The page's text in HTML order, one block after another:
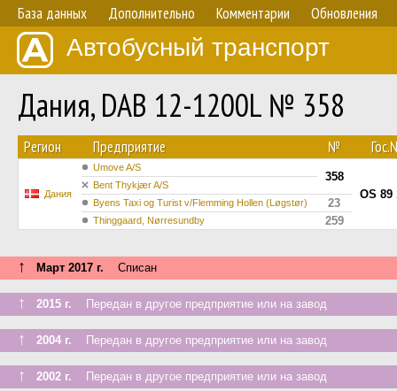
База данных Дополнительно Комментарии Обновления
Автобусный транспорт
Дания, DAB 12-1200L № 358
Регион Предприятие №
Дания
Umove A/S
358
OS 89
Bent Thykjær A/S
Byens Taxi og Turist v/Flemming Hollen (Løgstør)
23
Thinggaard, Nørresundby 259
↑ Март 2017 г. Списан
↑ 2015 г. Передан в другое предприятие или на завод
↑ 2004 г. Передан в другое предприятие или на завод
↑ 2002 г. Передан в другое предприятие или на завод